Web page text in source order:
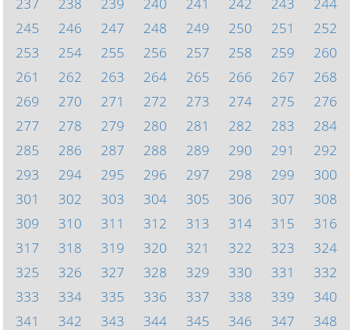
245
246 247 248 249 250 251
252
253
254 255 256 257 258 259
260
261
262 263 264 265 266 267
268
269
270 271 272 273 274 275
276
277
278 279 280 281 282 283
284
285
286 287 288 289 290 291
292
293
294 295 296 297 298 299
300
301
302 303 304 305 306 307
308
309
310 311 312 313 314 315
316
317
318 319 320 321 322 323
324
325
326 327 328 329 330 331
332
333
334 335 336 337 338 339
340
341
342 343 344 345 346 347 348